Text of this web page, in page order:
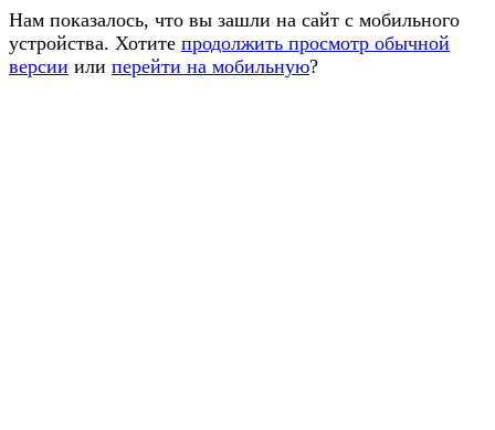
Нам показалось, что вы зашли на сайт с мобильного
устройства. Хотите продолжить просмотр обычной
версии или перейти на мобильную?